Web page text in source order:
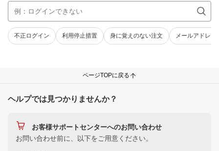
不正ログイン 利用停止措置 身に覚えのない注文 メールアドレス
ページTOPに戻る
ヘルプでは見つかりませんか？
お客様サポートセンターへのお問い合わせ
お問い合わせ前に、以下をご用意ください。